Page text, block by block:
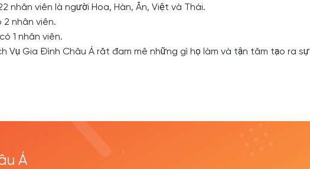
nhân viên là người Hoa, Hàn, Ấn, Việt và Thái.
nhân viên.
1 nhân viên.
Vụ Gia Đình Châu Á rất đam mê những gì họ làm và tận tâm tạo ra
Á